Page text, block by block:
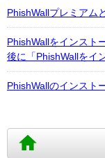
PhishWallプレミアム
PhishWallをインスト
後に「PhishWallをイ
PhishWallのインスト